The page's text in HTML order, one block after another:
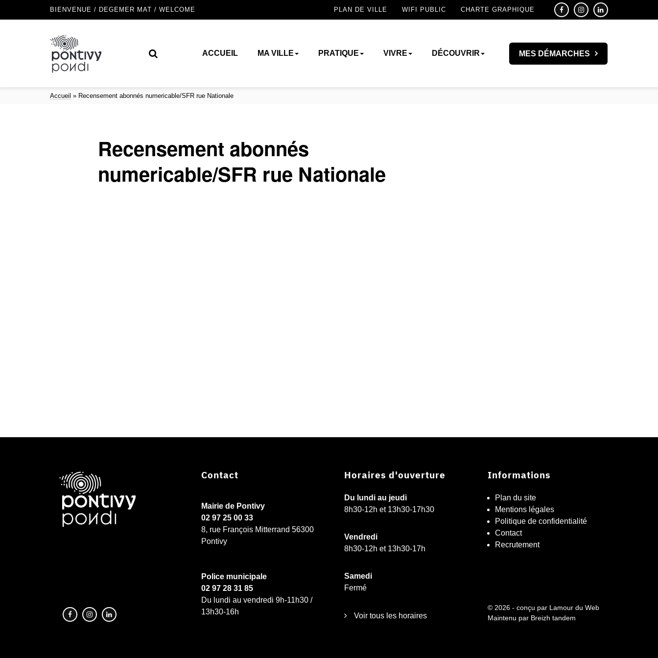
BIENVENUE / DEGEMER MAT / WELCOME PLAN DE VILLE WIFI PUBLIC CHARTE GRAPHIQUE
ACCUEIL MA VILLE PRATIQUE VIVRE DÉCOUVRIR MES DÉMARCHES
Accueil » Recensement abonnés numericable/SFR rue Nationale
Recensement abonnés
numericable/SFR rue Nationale
Contact
Mairie de Pontivy
02 97 25 00 33
8, rue François Mitterrand 56300
Pontivy
Police municipale
02 97 28 31 85
Du lundi au vendredi 9h-11h30 /
13h30-16h
Horaires d'ouverture
Du lundi au jeudi
8h30-12h et 13h30-17h30
Vendredi
8h30-12h et 13h30-17h
Samedi
Fermé
Voir tous les horaires
Informations
Plan du site
Mentions légales
Politique de confidentialité
Contact
Recrutement
© 2026 - conçu par Lamour du Web
Maintenu par Breizh tandem